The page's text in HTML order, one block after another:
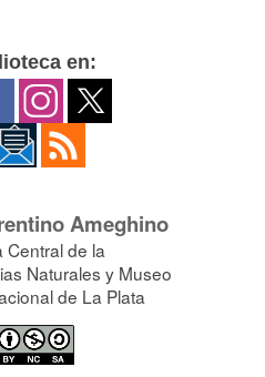
en:
Ameghino
Central de la
Naturales y Museo
de La Plata